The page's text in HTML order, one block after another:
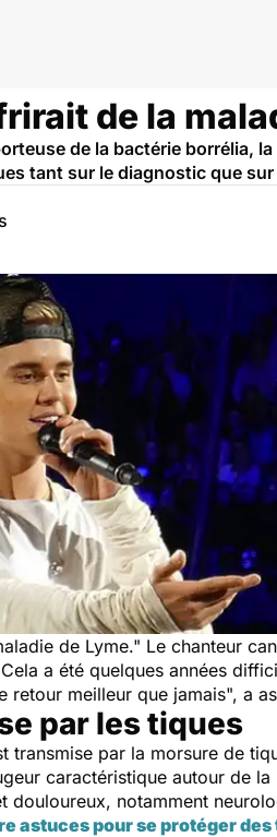
de la
de la bactérie borrélia,
tant sur le diagnostic que sur
de Lyme." Le chanteur
Cela a été quelques années
retour meilleur que jamais", a
par les tiques
transmise par la morsure de
caractéristique autour de
douloureux, notamment
astuces pour se protéger